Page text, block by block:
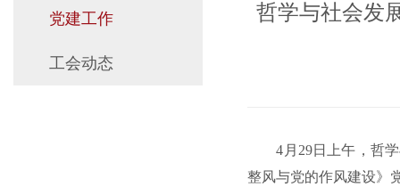
党建工作
工会动态
哲学与社会发
4月29日上午，哲
整风与党的作风建设》